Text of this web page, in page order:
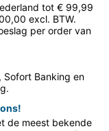
tot € 99,99
excl. BTW.
per order van
Sofort Banking en
de meest bekende